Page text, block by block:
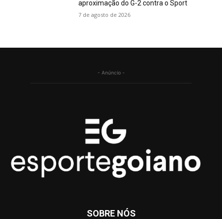
aproximação do G-2 contra o Sport
7 de agosto de 2026
- Anúncio -
SOBRE NÓS